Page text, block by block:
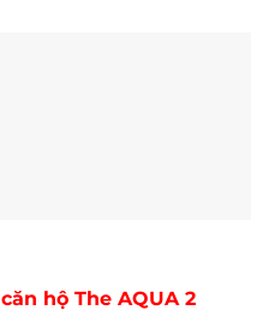
căn hộ The AQUA 2